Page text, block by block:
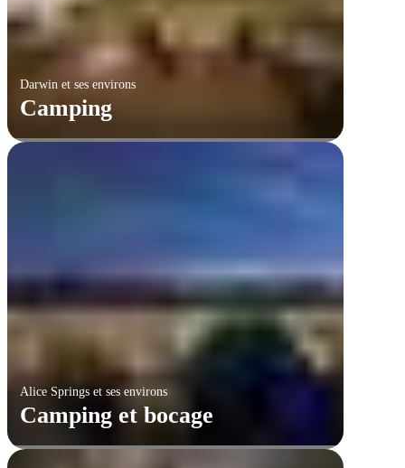
Darwin et ses environs
Camping
Alice Springs et ses environs
Camping et bocage